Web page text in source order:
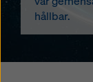
hållbar.